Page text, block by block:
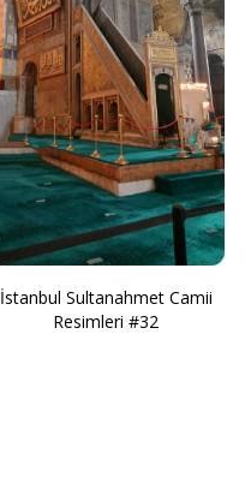
İstanbul Sultanahmet Camii
Resimleri #32